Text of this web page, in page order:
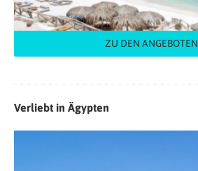
ZU DEN ANGEBOTEN
Verliebt in Ägypten